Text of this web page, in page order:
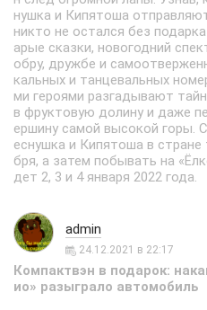
нушка и Кипятоша
никто не остался без
арые сказки, новогодний
обру, дружбе и
кальных и танцевальных
ми героями разгадывают
в фруктовую долину и даже
ершину самой высокой горы.
еснушка и Кипятоша в
бря, а затем побывать на
дет 2, 3 и 4 января 2022 года.
admin
24.12.2021 в 22:17
Компактвэн в подарок:
ио» разыграло автомобиль